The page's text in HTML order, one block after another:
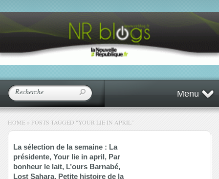
Menu
HOME » POSTS TAGGED "YOUR LIE IN APRIL"
La sélection de la semaine : La
présidente, Your lie in april, Par
bonheur le lait, L’ours Barnabé,
Lost Sahara, Petite histoire de la